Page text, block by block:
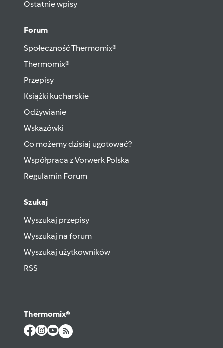
Ostatnie wpisy
Forum
Społeczność Thermomix®
Thermomix®
Przepisy
Książki kucharskie
Odżywianie
Wskazówki
Co możemy dzisiaj ugotować?
Współpraca z Vorwerk Polska
Regulamin Forum
Szukaj
Wyszukaj przepisy
Wyszukaj na forum
Wyszukaj użytkowników
RSS
Thermomix®